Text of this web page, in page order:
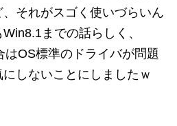
それがスゴく使いづらいん
までの話らしく、
OS標準のドライバが問題
しないことにしましたｗ